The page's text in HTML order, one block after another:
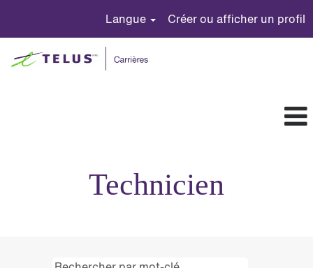
Langue Créer ou afficher un profil
Technicien